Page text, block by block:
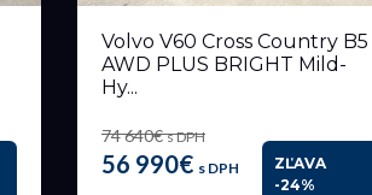
Volvo V60 Cross Country B5
AWD PLUS BRIGHT Mild-
Hy...
74 640€s DPH
56 990€ s DPH
ZĽAVA
-24%